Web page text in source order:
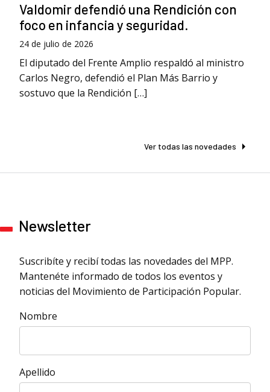
Valdomir defendió una Rendición con
foco en infancia y seguridad.
24 de julio de 2026
El diputado del Frente Amplio respaldó al ministro
Carlos Negro, defendió el Plan Más Barrio y
sostuvo que la Rendición […]
Ver todas las novedades
Newsletter
Suscribíte y recibí todas las novedades del MPP.
Mantenéte informado de todos los eventos y
noticias del Movimiento de Participación Popular.
Nombre
Apellido